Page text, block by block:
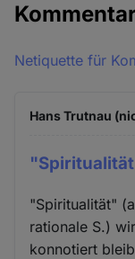
Netiquette für
Hans Trutnau
"Spiritualität"
rationale S.)
konnotiert